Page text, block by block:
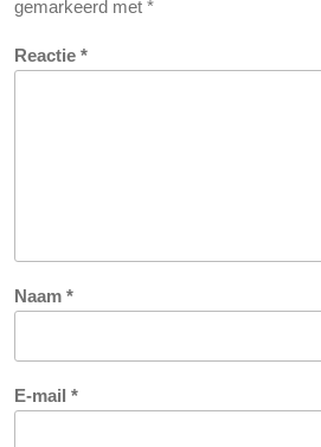
gemarkeerd met *
Reactie *
Naam *
E-mail *